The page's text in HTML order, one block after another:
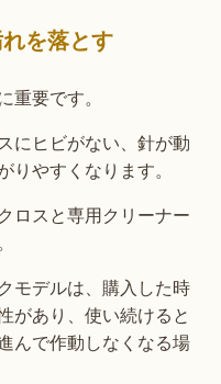
を落とす
要です。
にヒビがない、針が動
りやすくなります。
ロスと専用クリーナー
モデルは、購入した時
があり、使い続けると
んで作動しなくなる場